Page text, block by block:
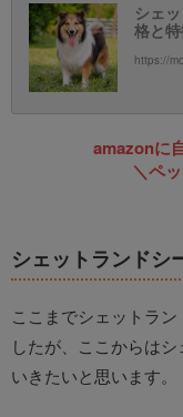
シェ
格と
https://
amazonに
＼ペ
シェットランドシ
ここまでシェットラ
したが、ここからは
いきたいと思います。